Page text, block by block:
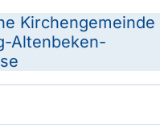
Kirchengemeinde
Altenbeken-